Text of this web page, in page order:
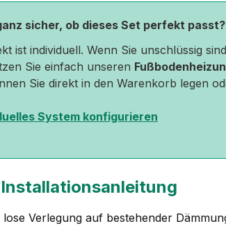
sicher, ob dieses Set perfekt passt?
ist individuell. Wenn Sie unschlüssig
Sie einfach unseren
Sie direkt in den Warenkorb legen
System konfigurieren
lose Verlegung auf bestehender